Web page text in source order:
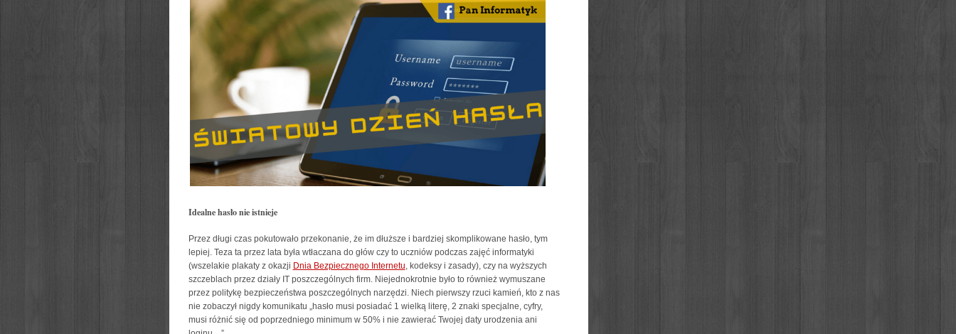
Idealne hasło nie istnieje
Przez długi czas pokutowało przekonanie, że im dłuższe i bardziej skomplikowane hasło, tym
lepiej. Teza ta przez lata była wtłaczana do głów czy to uczniów podczas zajęć informatyki
(wszelakie plakaty z okazji Dnia Bezpiecznego Internetu , kodeksy i zasady), czy na wyższych
szczeblach przez działy IT poszczególnych firm. Niejednokrotnie było to również wymuszane
przez politykę bezpieczeństwa poszczególnych narzędzi. Niech pierwszy rzuci kamień, kto z nas
nie zobaczył nigdy komunikatu „hasło musi posiadać 1 wielką literę, 2 znaki specjalne, cyfry,
musi różnić się od poprzedniego minimum w 50% i nie zawierać Twojej daty urodzenia ani